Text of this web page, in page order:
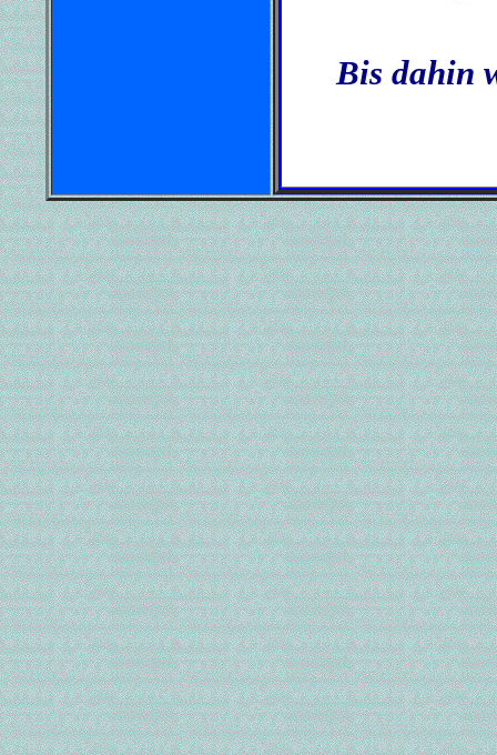
Bis dahin